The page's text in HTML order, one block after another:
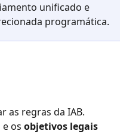
unificado e
programática.
as regras da IAB.
os objetivos legais